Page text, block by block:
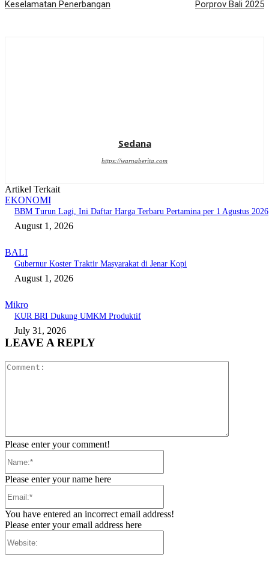
Keselamatan Penerbangan Porprov Bali 2025
Sedana
https://warnaberita.com
Artikel Terkait
EKONOMI
BBM Turun Lagi, Ini Daftar Harga Terbaru Pertamina per 1 Agustus 2026
August 1, 2026
BALI
Gubernur Koster Traktir Masyarakat di Jenar Kopi
August 1, 2026
Mikro
KUR BRI Dukung UMKM Produktif
July 31, 2026
LEAVE A REPLY
Please enter your comment!
Please enter your name here
You have entered an incorrect email address!
Please enter your email address here